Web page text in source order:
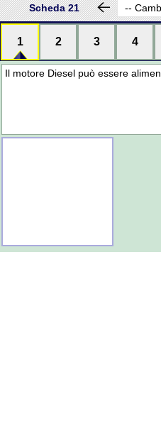
Scheda 21
1 2 3 4
Il motore Diesel può essere